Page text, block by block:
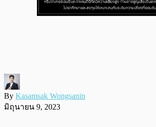
By Kasamsak Wongsanin
มิถุนายน 9, 2023